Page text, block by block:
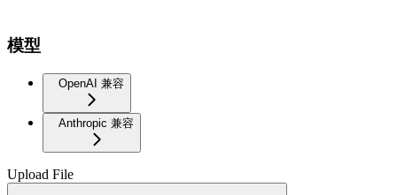
模型
OpenAI 兼容
Anthropic 兼容
Upload File